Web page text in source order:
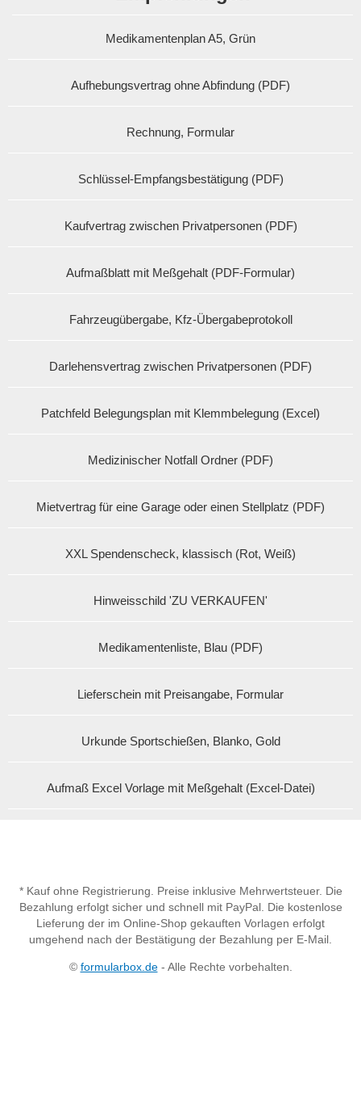
Medikamentenplan A5, Grün
Aufhebungsvertrag ohne Abfindung (PDF)
Rechnung, Formular
Schlüssel-Empfangsbestätigung (PDF)
Kaufvertrag zwischen Privatpersonen (PDF)
Aufmaßblatt mit Meßgehalt (PDF-Formular)
Fahrzeugübergabe, Kfz-Übergabeprotokoll
Darlehensvertrag zwischen Privatpersonen (PDF)
Patchfeld Belegungsplan mit Klemmbelegung (Excel)
Medizinischer Notfall Ordner (PDF)
Mietvertrag für eine Garage oder einen Stellplatz (PDF)
XXL Spendenscheck, klassisch (Rot, Weiß)
Hinweisschild 'ZU VERKAUFEN'
Medikamentenliste, Blau (PDF)
Lieferschein mit Preisangabe, Formular
Urkunde Sportschießen, Blanko, Gold
Aufmaß Excel Vorlage mit Meßgehalt (Excel-Datei)
* Kauf ohne Registrierung. Preise inklusive Mehrwertsteuer. Die
Bezahlung erfolgt sicher und schnell mit PayPal. Die kostenlose
Lieferung der im Online-Shop gekauften Vorlagen erfolgt
umgehend nach der Bestätigung der Bezahlung per E-Mail.
© formularbox.de- Alle Rechte vorbehalten.